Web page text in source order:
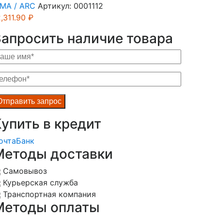
/ ARC Артикул: 0001112
₽
наличие товара
в кредит
Банк
доставки
Самовывоз
Курьерская служба
Транспортная компания
оплаты